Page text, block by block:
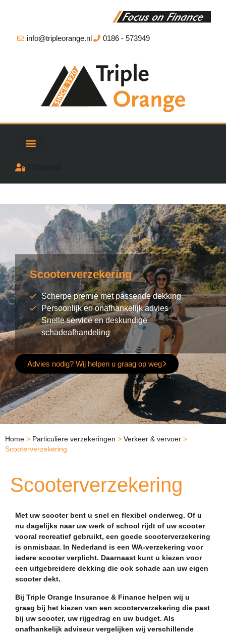
info@tripleorange.nl 0186 - 573949
Scooterverzekering
Scherpe premie met passende dekking
Persoonlijk en onafhankelijk advies
Snelle service en deskundige
schadeafhandeling
Advies nodig? Wij helpen u graag op weg
Home > Particuliere verzekeringen > Verkeer & vervoer >
Scooterverzekering
Scooterverzekering
Met uw scooter bent u snel en flexibel onderweg. Of u
nu dagelijks naar uw werk of school rijdt of uw scooter
vooral recreatief gebruikt, een goede scooterverzekering
is onmisbaar. In Nederland is een WA-verzekering voor
iedere scooter verplicht. Daarnaast kunt u kiezen voor
een uitgebreidere dekking die ook schade aan uw eigen
scooter dekt.
Bij Triple Orange Insurance & Finance helpen wij u
graag bij het kiezen van een scooterverzekering die past
bij uw scooter, uw rijgedrag en uw budget. Als
onafhankelijk adviseur vergelijken wij verschillende